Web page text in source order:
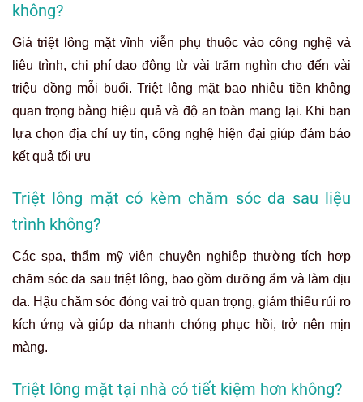
không?
Giá triệt lông mặt vĩnh viễn phụ thuộc vào công nghệ và
liệu trình, chi phí dao động từ vài trăm nghìn cho đến vài
triệu đồng mỗi buổi. Triệt lông mặt bao nhiêu tiền không
quan trọng bằng hiệu quả và độ an toàn mang lại. Khi bạn
lựa chọn địa chỉ uy tín, công nghệ hiện đại giúp đảm bảo
kết quả tối ưu
Triệt lông mặt có kèm chăm sóc da sau liệu
trình không?
Các spa, thẩm mỹ viện chuyên nghiệp thường tích hợp
chăm sóc da sau triệt lông, bao gồm dưỡng ẩm và làm dịu
da. Hậu chăm sóc đóng vai trò quan trọng, giảm thiểu rủi ro
kích ứng và giúp da nhanh chóng phục hồi, trở nên mịn
màng.
Triệt lông mặt tại nhà có tiết kiệm hơn không?